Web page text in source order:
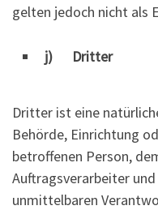
gelten jedoch nicht als
j) Dritter
Dritter ist eine
Behörde, Einrichtung
betroffenen Person,
Auftragsverarbeiter
unmittelbaren